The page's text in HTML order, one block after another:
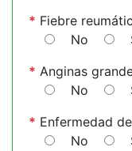
* Fiebre
No
* Anginas
No
* Enfermedad
No